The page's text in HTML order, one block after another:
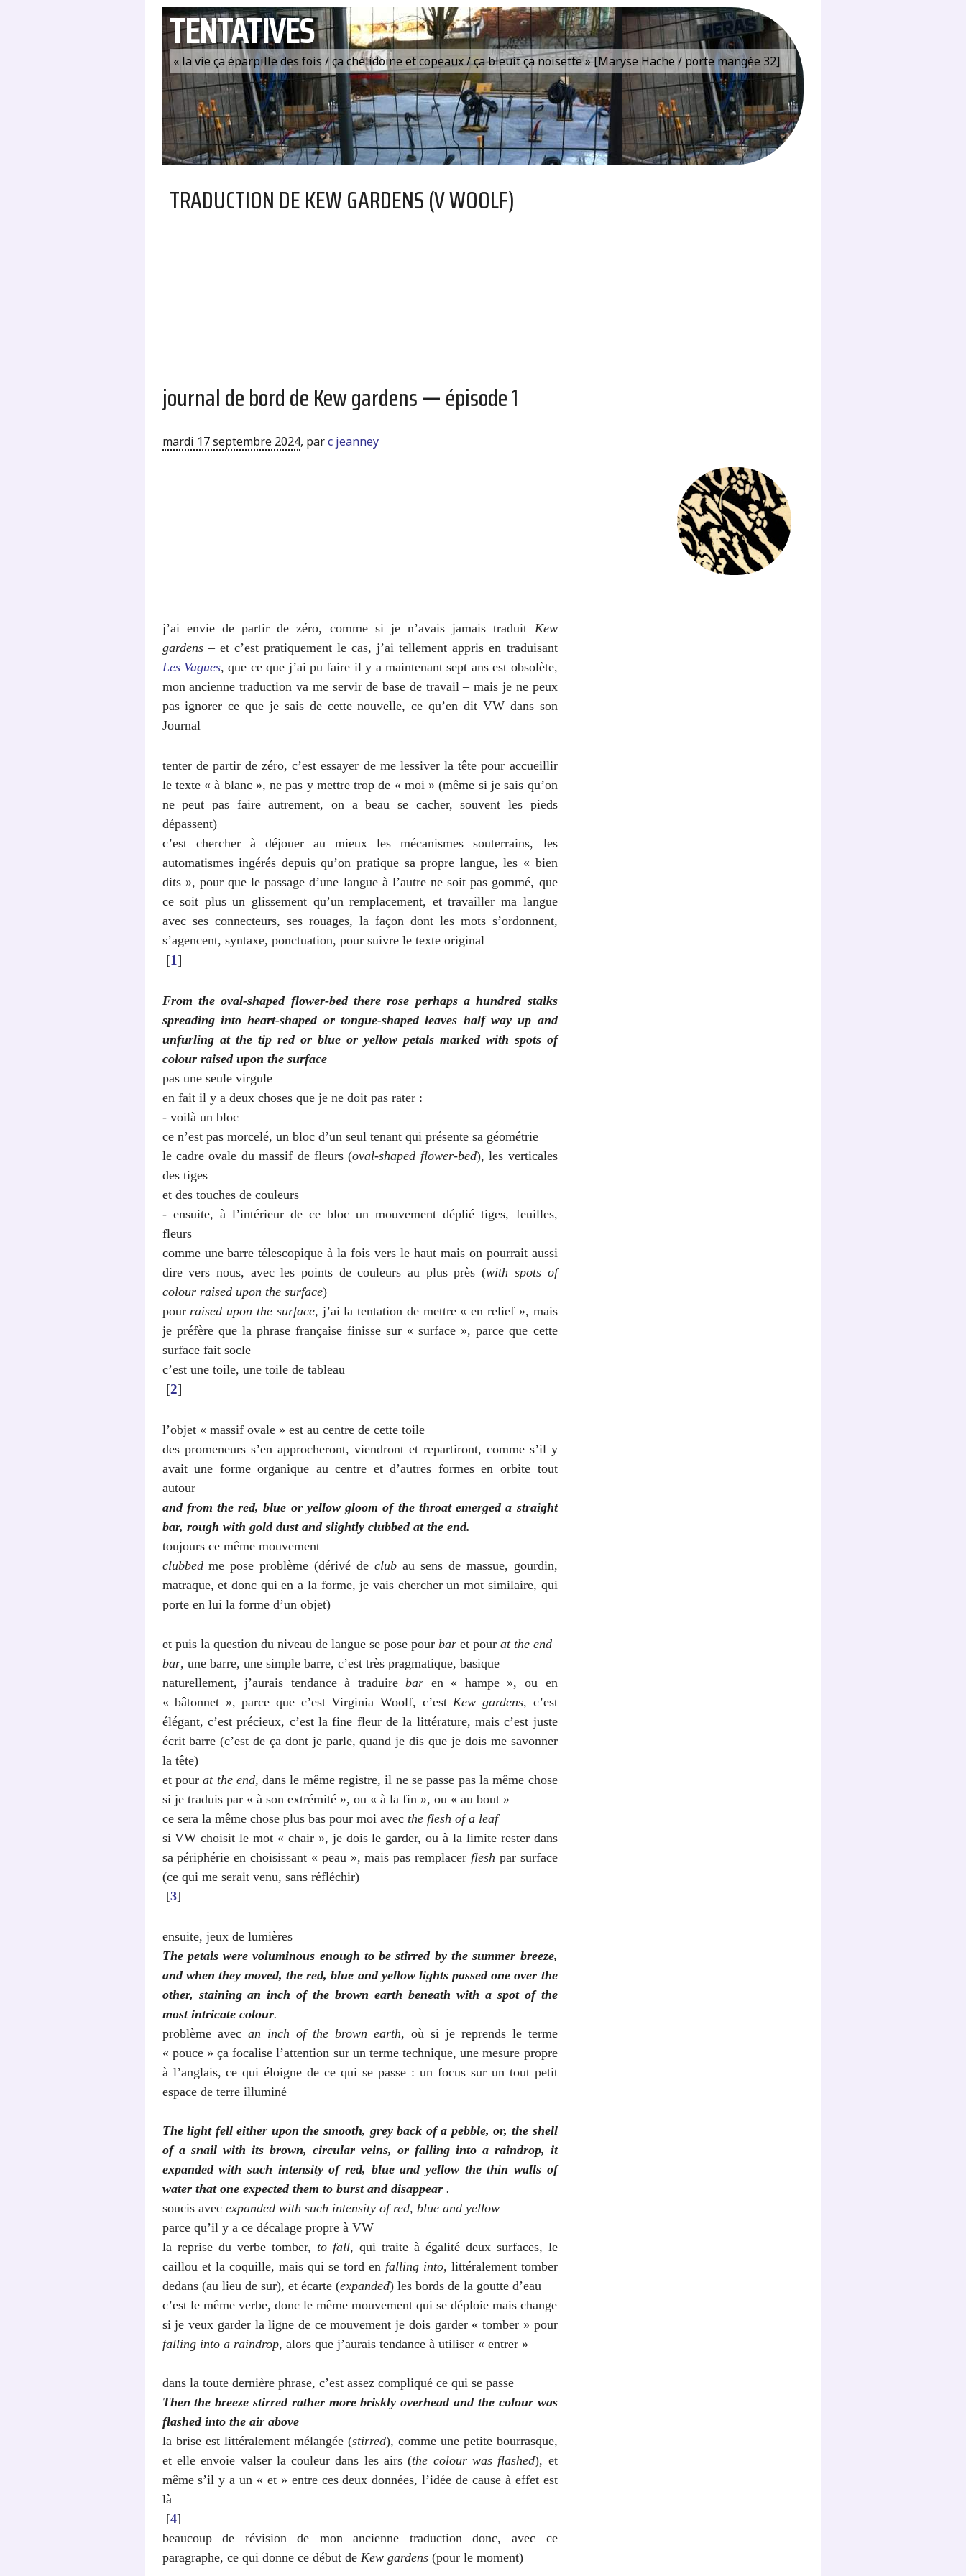
TENTATIVES
« la vie ça éparpille des fois / ça chélidoine et copeaux / ça bleuit ça noisette » [Maryse Hache / porte mangée 32]
TRADUCTION DE KEW GARDENS (V WOOLF)
journal de bord de Kew gardens — épisode 1
mardi 17 septembre 2024, parc jeanney
j’ai envie de partir de zéro, comme si je n’avais jamais traduit Kew
gardens– et c’est pratiquement le cas, j’ai tellement appris en traduisant
Les Vagues, que ce que j’ai pu faire il y a maintenant sept ans est obsolète,
mon ancienne traduction va me servir de base de travail – mais je ne peux
pas ignorer ce que je sais de cette nouvelle, ce qu’en dit VW dans son
Journal
tenter de partir de zéro, c’est essayer de me lessiver la tête pour accueillir
le texte « à blanc », ne pas y mettre trop de « moi » (même si je sais qu’on
ne peut pas faire autrement, on a beau se cacher, souvent les pieds
dépassent)
c’est chercher à déjouer au mieux les mécanismes souterrains, les
automatismes ingérés depuis qu’on pratique sa propre langue, les « bien
dits », pour que le passage d’une langue à l’autre ne soit pas gommé, que
ce soit plus un glissement qu’un remplacement, et travailler ma langue
avec ses connecteurs, ses rouages, la façon dont les mots s’ordonnent,
s’agencent, syntaxe, ponctuation, pour suivre le texte original
[1]
From the oval-shaped flower-bed there rose perhaps a hundred stalks
spreading into heart-shaped or tongue-shaped leaves half way up and
unfurling at the tip red or blue or yellow petals marked with spots of
colour raised upon the surface
pas une seule virgule
en fait il y a deux choses que je ne doit pas rater :
- voilà un bloc
ce n’est pas morcelé, un bloc d’un seul tenant qui présente sa géométrie
le cadre ovale du massif de fleurs (oval-shaped flower-bed), les verticales
des tiges
et des touches de couleurs
- ensuite, à l’intérieur de ce bloc un mouvement déplié tiges, feuilles,
fleurs
comme une barre télescopique à la fois vers le haut mais on pourrait aussi
dire vers nous, avec les points de couleurs au plus près (with spots of
colour raised upon the surface)
pour raised upon the surface, j’ai la tentation de mettre « en relief », mais
je préfère que la phrase française finisse sur « surface », parce que cette
surface fait socle
c’est une toile, une toile de tableau
[2]
l’objet « massif ovale » est au centre de cette toile
des promeneurs s’en approcheront, viendront et repartiront, comme s’il y
avait une forme organique au centre et d’autres formes en orbite tout
autour
and from the red, blue or yellow gloom of the throat emerged a straight
bar, rough with gold dust and slightly clubbed at the end.
toujours ce même mouvement
clubbedme pose problème (dérivé declub au sens de massue, gourdin,
matraque, et donc qui en a la forme, je vais chercher un mot similaire, qui
porte en lui la forme d’un objet)
et puis la question du niveau de langue se pose pour baret pour at the end
bar, une barre, une simple barre, c’est très pragmatique, basique
naturellement, j’aurais tendance à traduirebar en « hampe », ou en
« bâtonnet », parce que c’est Virginia Woolf, c’estKew gardens, c’est
élégant, c’est précieux, c’est la fine fleur de la littérature, mais c’est juste
écrit barre (c’est de ça dont je parle, quand je dis que je dois me savonner
la tête)
et pourat the end, dans le même registre, il ne se passe pas la même chose
si je traduis par « à son extrémité », ou « à la fin », ou « au bout »
ce sera la même chose plus bas pour moi avec the flesh of a leaf
si VW choisit le mot « chair », je dois le garder, ou à la limite rester dans
sa périphérie en choisissant « peau », mais pas remplacer flesh par surface
(ce qui me serait venu, sans réfléchir)
[3]
ensuite, jeux de lumières
The petals were voluminous enough to be stirred by the summer breeze,
and when they moved, the red, blue and yellow lights passed one over the
other, staining an inch of the brown earth beneath with a spot of the
most intricate colour.
problème avec an inch of the brown earth, où si je reprends le terme
« pouce » ça focalise l’attention sur un terme technique, une mesure propre
à l’anglais, ce qui éloigne de ce qui se passe : un focus sur un tout petit
espace de terre illuminé
The light fell either upon the smooth, grey back of a pebble, or, the shell
of a snail with its brown, circular veins, or falling into a raindrop, it
expanded with such intensity of red, blue and yellow the thin walls of
water that one expected them to burst and disappear.
soucis avec expanded with such intensity of red, blue and yellow
parce qu’il y a ce décalage propre à VW
la reprise du verbe tomber, to fall, qui traite à égalité deux surfaces, le
caillou et la coquille, mais qui se tord en falling into, littéralement tomber
dedans (au lieu de sur), et écarte (expanded) les bords de la goutte d’eau
c’est le même verbe, donc le même mouvement qui se déploie mais change
si je veux garder la ligne de ce mouvement je dois garder « tomber » pour
falling into a raindrop, alors que j’aurais tendance à utiliser « entrer »
dans la toute dernière phrase, c’est assez compliqué ce qui se passe
Then the breeze stirred rather more briskly overhead and the colour was
flashed into the air above
la brise est littéralement mélangée (stirred), comme une petite bourrasque,
et elle envoie valser la couleur dans les airs (the colour was flashed), et
même s’il y a un « et » entre ces deux données, l’idée de cause à effet est
là
[4]
beaucoup de révision de mon ancienne traduction donc, avec ce
paragraphe, ce qui donne ce début de Kew gardens(pour le moment)